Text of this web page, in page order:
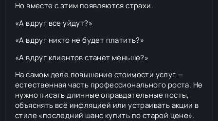
Но вместе с этим появляются страхи.
«А вдруг все уйдут?»
«А вдруг никто не будет платить?»
«А вдруг клиентов станет меньше?»
На самом деле повышение стоимости услуг —
естественная часть профессионального роста. Не
нужно писать длинные оправдательные посты,
объяснять всё инфляцией или устраивать акции в
стиле «последний шанс купить по старой цене».